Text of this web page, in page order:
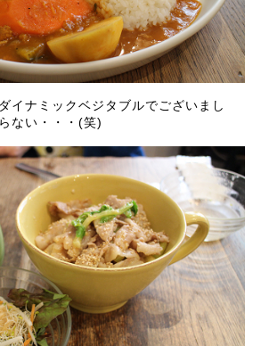
イナミックベジタブルでございまし
ない・・・(笑)